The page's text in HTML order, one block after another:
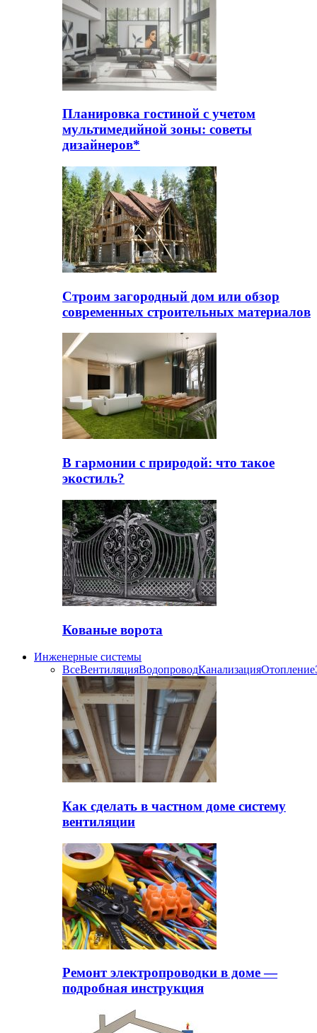
Планировка гостиной с учетом
мультимедийной зоны: советы
дизайнеров*
Строим загородный дом или обзор
современных строительных материалов
В гармонии с природой: что такое
экостиль?
Кованые ворота
Инженерные системы
ВсеВентиляцияВодопроводКанализацияОтопление
Как сделать в частном доме систему
вентиляции
Ремонт электропроводки в доме —
подробная инструкция